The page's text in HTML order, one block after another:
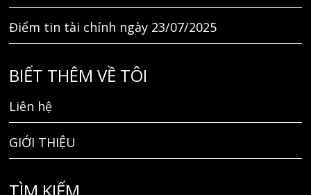
Điểm tin tài chính ngày 23/07/2025
BIẾT THÊM VỀ TÔI
Liên hệ
GIỚI THIỆU